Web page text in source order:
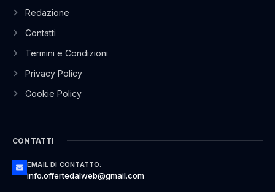
Redazione
Contatti
Termini e Condizioni
Privacy Policy
Cookie Policy
CONTATTI
EMAIL DI CONTATTO:
info.offertedalweb@gmail.com